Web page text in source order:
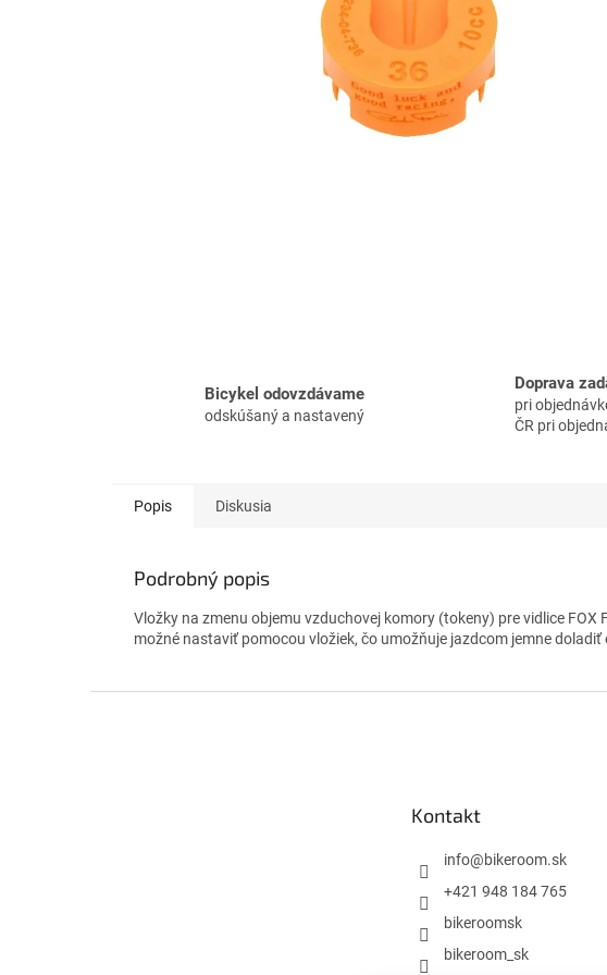
Bicykel odovzdávame
odskúšaný a nastavený
Doprava
pri
ČR pri
Popis Diskusia
Podrobný popis
Vložky na zmenu objemu vzduchovej komory (tokeny) pre vidlice
možné nastaviť pomocou vložiek, čo umožňuje jazdcom jemne
Kontakt
info@bikeroom.sk
+421 948 184 765
bikeroomsk
bikeroom_sk